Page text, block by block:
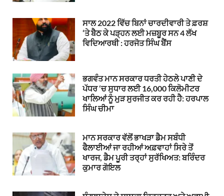
ਸਾਲ 2022 ਵਿੱਚ ਬਿਨਾਂ ਚਾਰਦੀਵਾਰੀ ਤੇ ਫ਼ਰਸ਼
‘ਤੇ ਬੈਠ ਕੇ ਪੜ੍ਹਨ ਲਈ ਮਜ਼ਬੂਰ ਸਨ 4 ਲੱਖ
ਵਿਦਿਆਰਥੀ : ਹਰਜੋਤ ਸਿੰਘ ਬੈਂਸ
ਭਗਵੰਤ ਮਾਨ ਸਰਕਾਰ ਧਰਤੀ ਹੇਠਲੇ ਪਾਣੀ ਦੇ
ਪੱਧਰ ‘ਚ ਸੁਧਾਰ ਲਈ 16,000 ਕਿਲੋਮੀਟਰ
ਖਾਲਿਆਂ ਨੂੰ ਮੁੜ ਸੁਰਜੀਤ ਕਰ ਰਹੀ ਹੈ: ਹਰਪਾਲ
ਸਿੰਘ ਚੀਮਾ
ਮਾਨ ਸਰਕਾਰ ਵੱਲੋਂ ਭਾਖੜਾ ਡੈਮ ਸਬੰਧੀ
ਫੈਲਾਈਆਂ ਜਾ ਰਹੀਆਂ ਅਫ਼ਵਾਹਾਂ ਸਿਰੇ ਤੋਂ
ਖਾਰਜ, ਡੈਮ ਪੂਰੀ ਤਰ੍ਹਾਂ ਸੁਰੱਖਿਅਤ: ਬਰਿੰਦਰ
ਕੁਮਾਰ ਗੋਇਲ